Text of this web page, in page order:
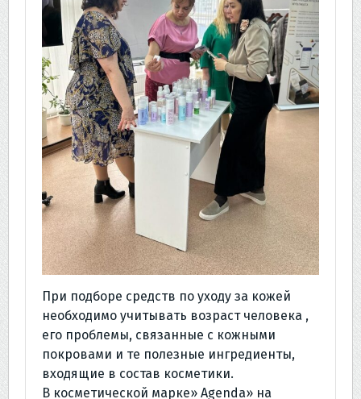
При подборе средств по уходу за кожей
необходимо учитывать возраст человека ,
его проблемы, связанные с кожными
покровами и те полезные ингредиенты,
входящие в состав косметики.
В косметической марке» Аgenda» на